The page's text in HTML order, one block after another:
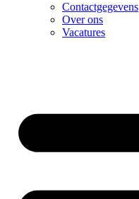
Contactgegevens
Over ons
Vacatures